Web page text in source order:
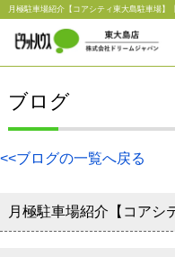
ブログ
<<ブログの一覧へ戻る
月極駐車場紹介【コアシ